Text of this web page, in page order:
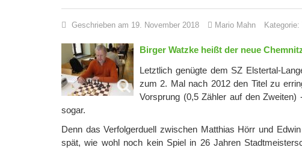
Geschrieben am 19. November 2018 Mario Mahn Kategorie:
Birger Watzke heißt der neue
Letztlich genügte dem SZ Elstertal-
zum 2. Mal nach 2012 den Titel zu
Vorsprung (0,5 Zähler auf den
sogar.
Denn das Verfolgerduell zwischen Matthias Hörr und
spät, wie wohl noch kein Spiel in 26 Jahren